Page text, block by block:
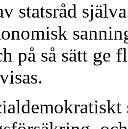
statsråd
på så sätt ge